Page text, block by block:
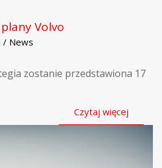
Volvo
/ News
zostanie przedstawiona 17
Czytaj więcej